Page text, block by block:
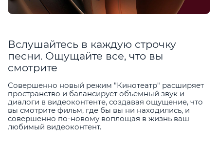
Вслушайтесь в каждую строчку
песни. Ощущайте все, что вы
смотрите
Совершенно новый режим "Кинотеатр" расширяет
пространство и балансирует объемный звук и
диалоги в видеоконтенте, создавая ощущение, что
вы смотрите фильм, где бы вы ни находились, и
совершенно по-новому воплощая в жизнь ваш
любимый видеоконтент.